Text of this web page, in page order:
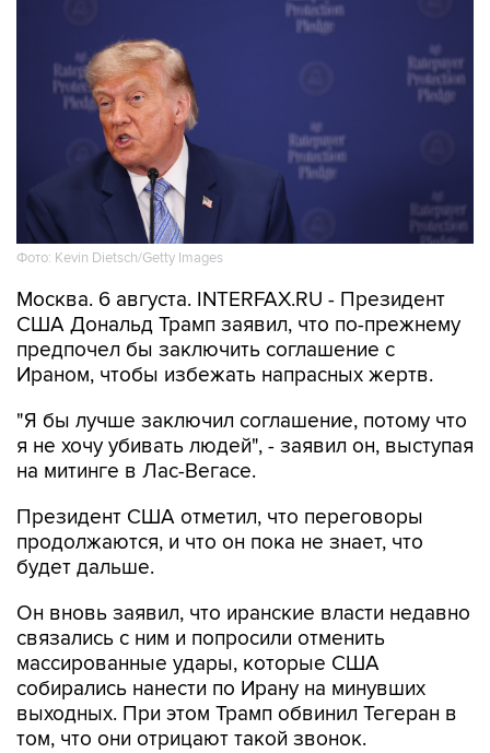
Фото: Kevin Dietsch/Getty Images
Москва. 6 августа. INTERFAX.RU - Президент
США Дональд Трамп заявил, что по-прежнему
предпочел бы заключить соглашение с
Ираном, чтобы избежать напрасных жертв.
"Я бы лучше заключил соглашение, потому что
я не хочу убивать людей", - заявил он, выступая
на митинге в Лас-Вегасе.
Президент США отметил, что переговоры
продолжаются, и что он пока не знает, что
будет дальше.
Он вновь заявил, что иранские власти недавно
связались с ним и попросили отменить
массированные удары, которые США
собирались нанести по Ирану на минувших
выходных. При этом Трамп обвинил Тегеран в
том, что они отрицают такой звонок.